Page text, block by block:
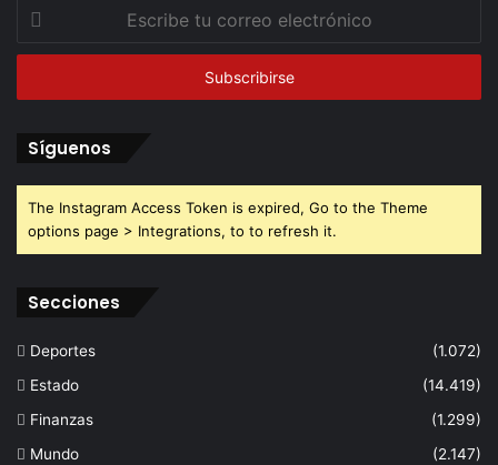
Escribe
correo
Síguenos
The Instagram Access Token is expired, Go to the Theme
options page > Integrations, to to refresh it.
Secciones
Deportes
(1.072)
Estado
(14.419)
Finanzas
(1.299)
Mundo
(2.147)